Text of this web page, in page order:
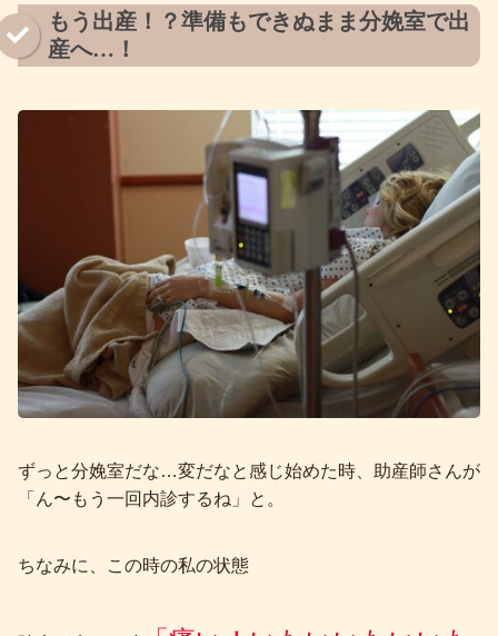
もう出産！？準備もできぬまま分娩室で出
産へ…！
ずっと分娩室だな…変だなと感じ始めた時、助産師さんが
「ん〜もう一回内診するね」と。
ちなみに、この時の私の状態